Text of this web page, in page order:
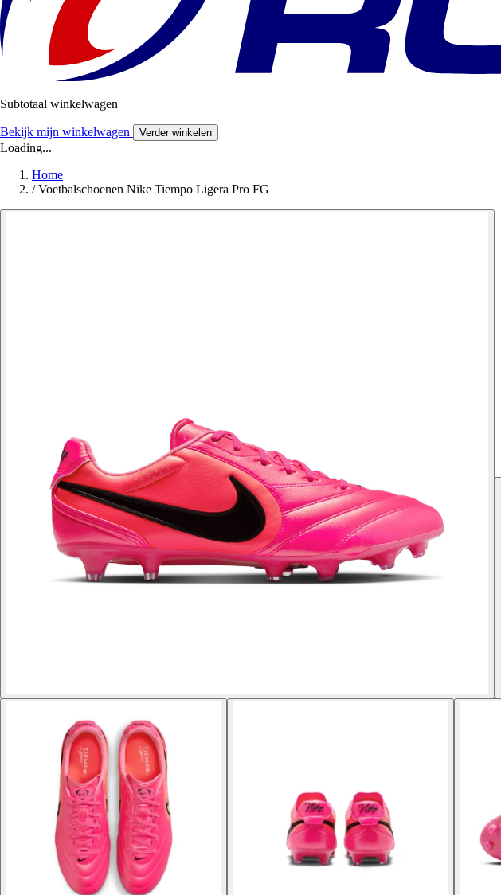
Subtotaal winkelwagen
Bekijk mijn winkelwagen Verder winkelen
Loading...
Home
/ Voetbalschoenen Nike Tiempo Ligera Pro FG